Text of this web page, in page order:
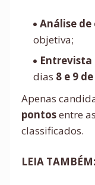
Análise
objetiva;
Entrevista
dias 8 e 9
Apenas
pontosentre
classificados.
LEIA TAMBÉM: